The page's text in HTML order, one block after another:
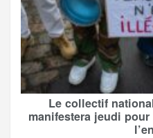
Le collectif
manifestera jeudi